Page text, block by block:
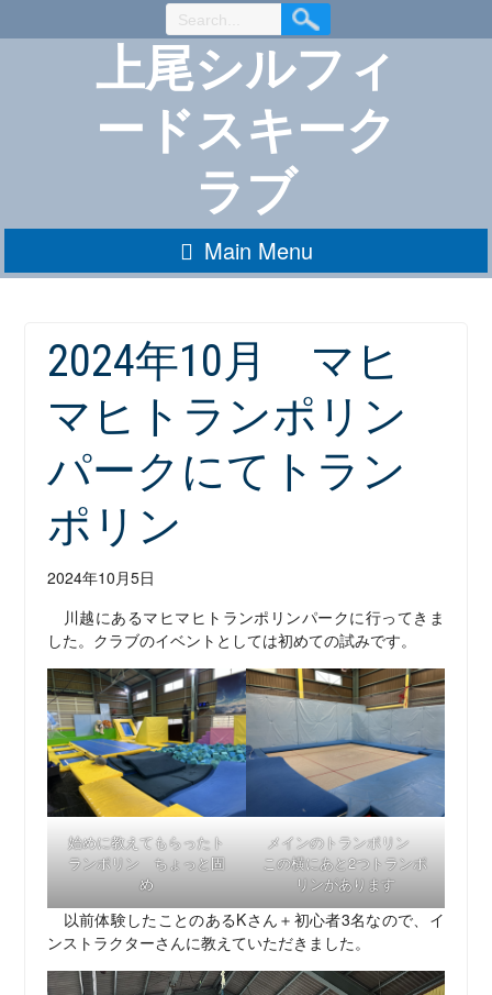
to
上尾シルフィ
ードスキーク
ラブ
Main Menu
2024年10月 マヒ
マヒトランポリン
パークにてトラン
ポリン
2024年10月5日
川越にあるマヒマヒトランポリンパークに行ってきま
した。クラブのイベントとしては初めての試みです。
始めに教えてもらったト
ランポリン ちょっと固
め
メインのトランポリン
この横にあと2つトランポ
リンがあります
以前体験したことのあるKさん＋初心者3名なので、イ
ンストラクターさんに教えていただきました。